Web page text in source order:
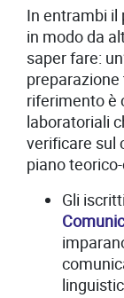
In entrambi
in modo da
saper fare: un
riferimento è
laboratoriali
verificare sul
piano
Gli